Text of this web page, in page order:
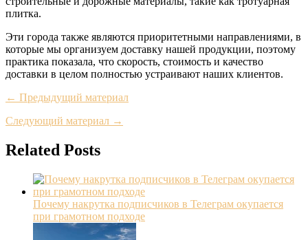
плитка.
Эти города также являются приоритетными направлениями, в
которые мы организуем доставку нашей продукции, поэтому
практика показала, что скорость, стоимость и качество
доставки в целом полностью устраивают наших клиентов.
← Предыдущий материал
Следующий материал →
Related Posts
Почему накрутка подписчиков в Телеграм окупается
при грамотном подходе